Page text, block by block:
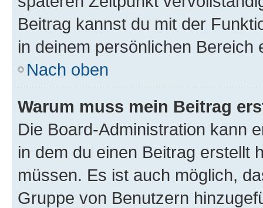
Beitrag kannst du mit der
in deinem persönlichen Bereich
Nach oben
Warum muss mein Beitrag
Die Board-Administration kann
in dem du einen Beitrag erstellt
müssen. Es ist auch möglich,
Gruppe von Benutzern